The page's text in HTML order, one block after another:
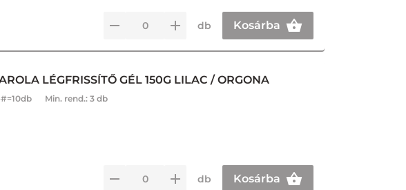
db Kosárba
LÉGFRISSÍTŐ GÉL 150G LILAC / ORGONA
Min. rend.: 3 db
db Kosárba